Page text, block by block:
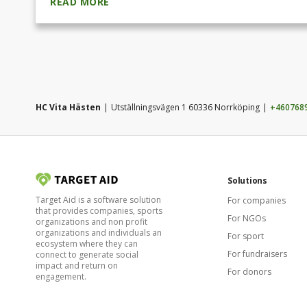
lojal och bra tränad kille med sina styrkor i det
stark och skicklig med pucken där han bådekan
HC Vita Hästen Utställningsvägen 1 60336 Norrköping
Target Aid is a software solution
that provides companies, sports
organizations and non profit
organizations and individuals an
ecosystem where they can
connect to generate social
impact and return on
engagement.
Solutions
For companies
For NGOs
For sport
For fundraisers
For donors